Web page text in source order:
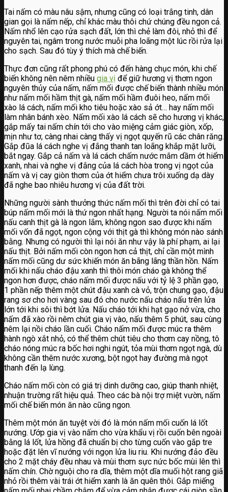
Tai nấm có màu nâu sậm, nhưng cũng có loại trắng tinh, dân
gian gọi là nấm nếp, chỉ khác màu thôi chứ chúng đều ngon cả.
Nấm nhổ lên cạo rửa sạch đất, lớn thì chẻ làm đôi, nhỏ thì để
nguyên tai, ngâm trong nước muỗi pha loãng một lúc rồi rửa lại
cho sạch. Sau đó tùy ý thích mà chế biến.
Thực đơn cũng rất phong phú có đến hàng chục món, khi chế
biến không nên nêm nhiều gia vị để giữ hương vị thơm ngon
nguyên thủy của nấm, nấm mối được chế biến thành nhiều món
như nấm mối hầm thịt gà, nấm mối hầm đuôi heo, nấm mối
xào lá cách, nấm mối kho tiêu hoặc xào sả ớt… hay nấm mối
làm nhân bánh xèo. Nấm mối xào lá cách sẽ cho hương vị khác,
gắp mấy tai nấm chín tới cho vào miệng cảm giác giòn, xốp,
mịn như tơ, càng nhai càng thấy vị ngọt quyến rũ các chân răng.
Gắp đũa lá cách nghe vị đắng thanh tan loãng khắp mặt lưỡi,
bắt ngay. Gắp cả nấm và lá cách chấm nước mắm dầm ớt hiểm
xanh, nhai và nghe vị đắng của lá cách hòa trong vị ngọt của
nấm và vị cay giòn thơm của ớt hiểm chưa trôi xuống dạ dày
đã nghe bao nhiêu hương vị của đất trời.
Những người sành thưởng thức nấm mối thì trên đời chỉ có tai
búp nấm mối mới là thứ ngon nhất hạng. Người ta nói nấm mối
nấu canh thịt gà là ngon lắm, không ngon sao được khi nấm
mối vốn đã ngọt, ngon cộng với thịt gà thì không món nào sánh
bằng. Nhưng có người thì lại nói ăn như vậy là phí phạm, ai lại
nấu thịt. Bởi nấm mối còn ngon hơn cả thịt, chỉ cần một mình
nấm mối cũng dư sức khiến món ăn bãng lãng thần hồn. Nấm
mối khi nấu cháo đậu xanh thì thôi món cháo gà không thể
ngon hơn được, cháo nấm mối được nấu với tỷ lệ 3 phần gạo,
1 phần nếp thêm một chút đậu xanh cà vỏ, trộn chung gạo, đậu
rang sơ cho hơi vàng sau đó cho nước nấu cháo nấu trên lửa
lớn tới khi sôi thì bớt lửa. Nấu cháo tới khi hạt gạo nở vừa, cho
nấm đã xào rồi nêm chút gia vị vào, nấu thêm 5 phút, sau cùng
nêm lại nồi cháo lần cuối. Cháo nấm mối được múc ra thêm
hành ngò xắt nhỏ, có thể thêm chút tiêu cho thơm cay nồng, tô
cháo nóng múc ra bốc hơi nghi ngút, tỏa mùi thơm ngọt ngà, dù
không cần thêm nước xương, bột ngọt hay đường mà ngọt
thanh đến lạ lùng.
Cháo nấm mối còn có giá trị dinh dưỡng cao, giúp thanh nhiệt,
nhuận trường rất hiệu quả. Theo các bà nội trợ miệt vườn, nấm
mối chế biến món ăn nào cũng ngon.
Thêm một món ăn tuyệt vời đó là món nấm mối cuốn lá lốt
nướng. Ướp gia vị vào nấm cho vừa khẩu vị rồi cuốn bên ngoài
bằng lá lốt, lửa hồng đã chuẩn bị cho từng cuốn vào gắp tre
hoặc đặt lên vĩ nướng với ngọn lửa liu riu. Khi nướng đảo đều
cho 2 mặt cháy đều nhau và mùi thơm sực nức bốc mùi lên thì
nấm chín. Chờ nguội cho ra dĩa, thêm một dĩa muối hột rang giã
nhỏ rồi thêm vài trái ớt hiểm xanh là ăn quên thôi. Gắp miếng